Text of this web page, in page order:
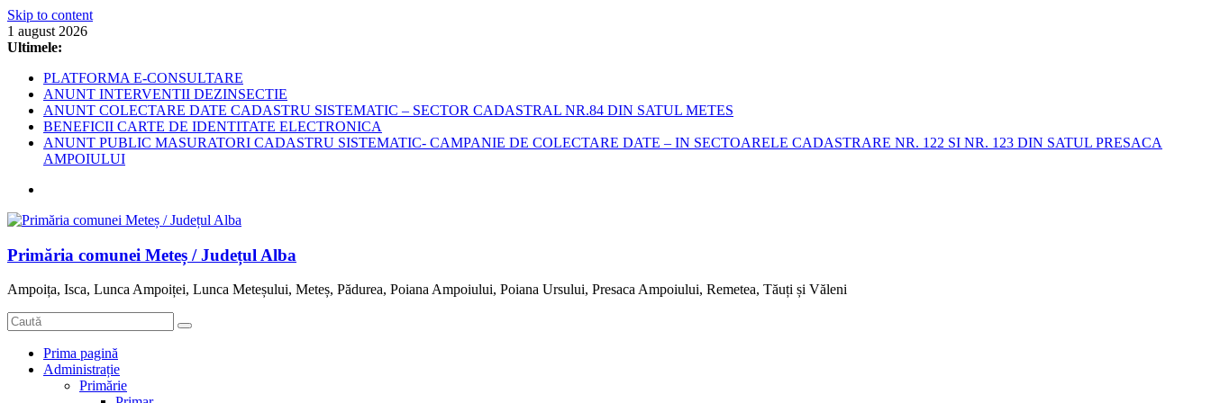
Skip to content
1 august 2026
Ultimele:
PLATFORMA E-CONSULTARE
ANUNT INTERVENTII DEZINSECTIE
ANUNT COLECTARE DATE CADASTRU SISTEMATIC – SECTOR CADASTRAL NR.84 DIN SATUL METES
BENEFICII CARTE DE IDENTITATE ELECTRONICA
ANUNT PUBLIC MASURATORI CADASTRU SISTEMATIC- CAMPANIE DE COLECTARE DATE – IN SECTOARELE CADASTRARE NR. 122 SI NR. 123 DIN SATUL PRESACA
AMPOIULUI
Primăria comunei Meteș / Județul Alba
Ampoița, Isca, Lunca Ampoiței, Lunca Meteșului, Meteș, Pădurea, Poiana Ampoiului, Poiana Ursului, Presaca Ampoiului, Remetea, Tăuți și Văleni
Prima pagină
Administrație
Primărie